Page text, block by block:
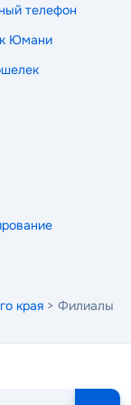
телефон
Юмани
края > Филиалы